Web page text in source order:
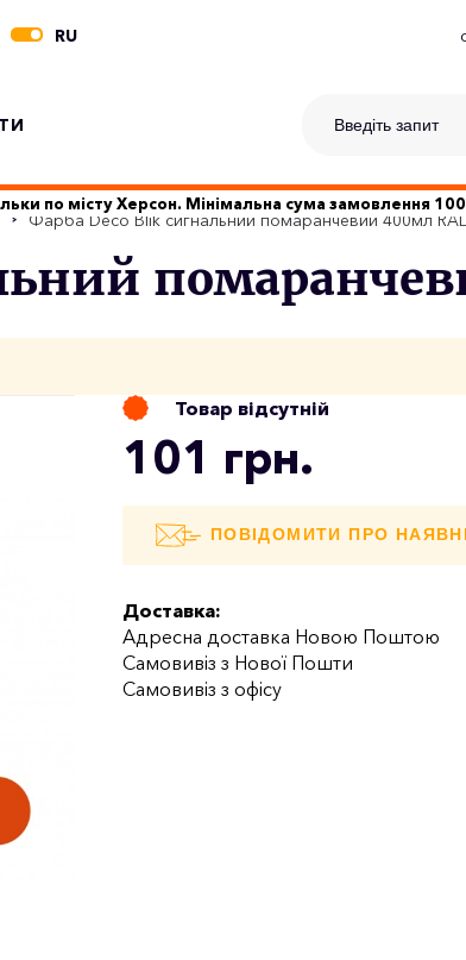
RU
по місту Херсон. Мінімальна сума замовлення
Фарба Deco Blik сигнальний помаранчевий 400мл
Товар відсутній
101 грн.
ПОВІДОМИТИ ПРО
Доставка:
Адресна доставка Новою Поштою
Самовивіз з Нової Пошти
Самовивіз з офісу